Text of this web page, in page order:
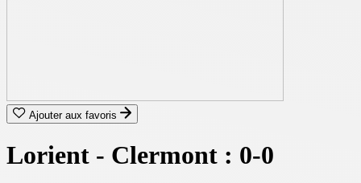
Ajouter aux favoris
Lorient - Clermont : 0-0